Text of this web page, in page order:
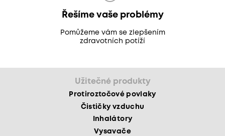
Řešíme vaše problémy
Pomůžeme vám se zlepšením
zdravotních potíží
Užitečné produkty
Protiroztočové povlaky
Čističky vzduchu
Inhalátory
Vysavače